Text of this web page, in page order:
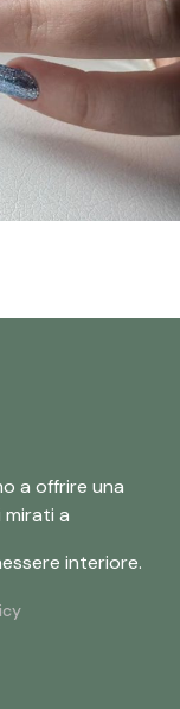
a offrire una
a
interiore.